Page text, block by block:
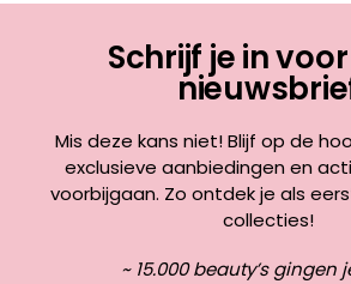
Schrijf je in
Mis deze kans niet! Blijf op de
exclusieve aanbiedingen en
voorbijgaan. Zo ontdek je als
collecties!
~ 15.000 beauty’s gingen